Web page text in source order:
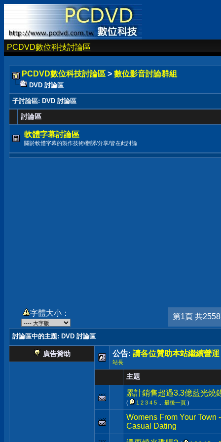
PCDVD數位科技討論區
PCDVD數位科技討論區 > 數位影音討論群組
DVD 討論區
子討論區: DVD 討論區
討論區
軟體字幕討論區
關於軟體字幕的製作技術/翻譯/分享/皆在此討論
字體大小： 第1頁 共
討論區中的主題: DVD 討論區
廣告贊助 公告: 請各位贊助本站繼續營運
站長
主題
累計銷售超過3.3億藍光燒
( 1 2 3 4 5 最後一頁 )
Womens From Your Town
Casual Dating